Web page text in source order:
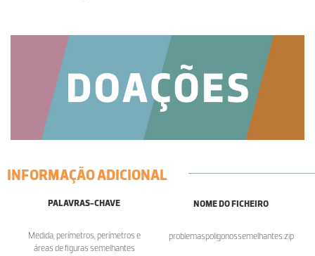
INFORMAÇÃO ADICIONAL
PALAVRAS-CHAVE
Medida, perímetros, perímetros e
áreas de figuras semelhantes
NOME DO FICHEIRO
problemaspoligonossemelhantes.zip